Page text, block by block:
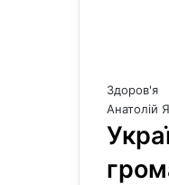
Здоров'я
Анатолій